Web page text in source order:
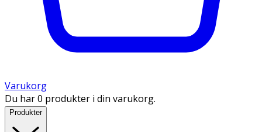
Varukorg
Du har 0 produkter i din varukorg.
Produkter